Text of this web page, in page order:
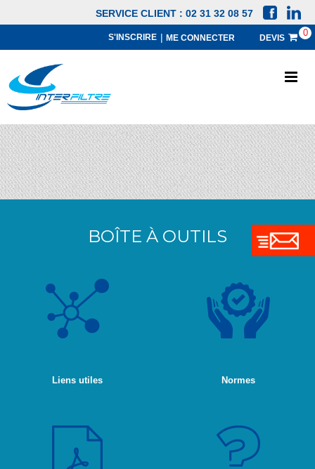
SERVICE CLIENT : 02 31 32 08 57
S'INSCRIRE | ME CONNECTER 0
DEVIS
BOÎTE À OUTILS
Liens utiles Normes